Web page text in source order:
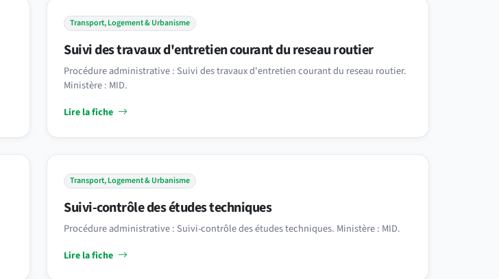
Transport, Logement & Urbanisme
Suivi des travaux d'entretien courant du reseau routier
Procédure administrative : Suivi des travaux d'entretien courant du reseau routier.
Ministère : MID.
Lire la fiche
Transport, Logement & Urbanisme
Suivi-contrôle des études techniques
Procédure administrative : Suivi-contrôle des études techniques. Ministère : MID.
Lire la fiche